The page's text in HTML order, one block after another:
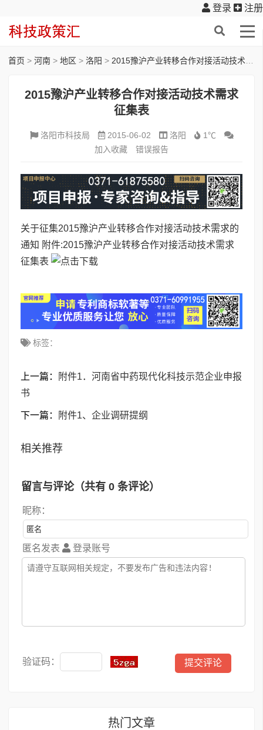
登录 注册
首页 > 河南 > 地区 > 洛阳 > 2015豫沪产业转移合作对接活动技术需求征集表
2015豫沪产业转移合作对接活动技术需求
征集表
洛阳市科技局 2015-06-02 洛阳
1℃
加入收藏
错误报告
关于征集2015豫沪产业转移合作对接活动技术需求的
通知 附件:2015豫沪产业转移合作对接活动技术需求
征集表
标签：
上一篇：
附件1．河南省中药现代化科技示范企业申报
书
下一篇： 附件1、企业调研提纲
相关推荐
留言与评论（共有 0 条评论）
昵称：
匿名发表 登录账号
验证码：
热门文章